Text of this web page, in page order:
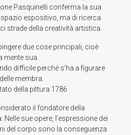
Pasquinelli conferma la sua
espositivo, ma di ricerca
strade della creatività artistica.
due cose principali, cioè
mente sua.
difficile perché s’ha a figurare
membra.
della pittura 1786
il fondatore della
sue opere, l’espressione dei
del corpo sono la conseguenza